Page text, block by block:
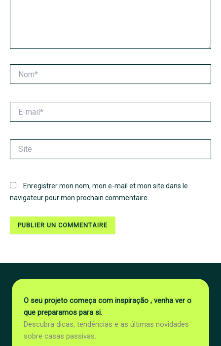
mail*
Enregistrer mon nom, mon e-mail et mon site dans le
navigateur pour mon prochain commentaire.
O seu projeto começa com inspiração , venha ver o
que preparamos para si.
Descubra dicas, tendências e as últimas novidades
sobre casas passivas.